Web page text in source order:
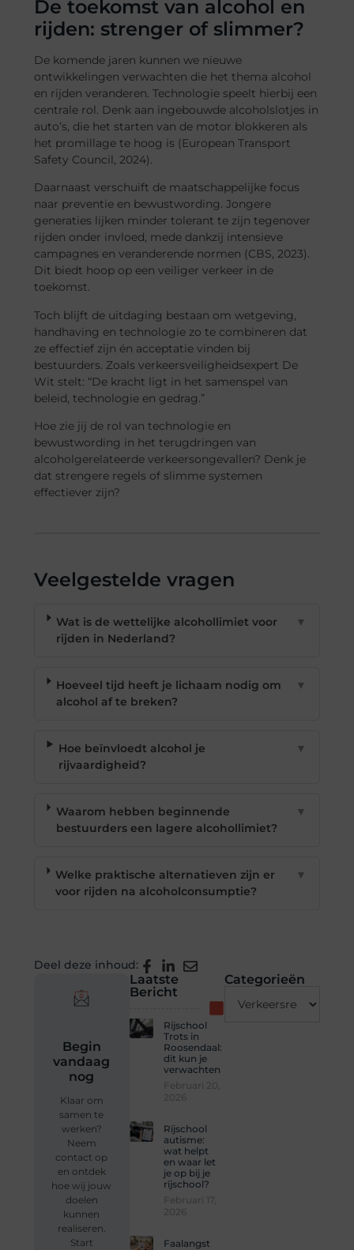
De toekomst van alcohol en
rijden: strenger of slimmer?
De komende jaren kunnen we nieuwe
ontwikkelingen verwachten die het thema alcohol
en rijden veranderen. Technologie speelt hierbij een
centrale rol. Denk aan ingebouwde alcoholslotjes in
auto’s, die het starten van de motor blokkeren als
het promillage te hoog is (European Transport
Safety Council, 2024).
Daarnaast verschuift de maatschappelijke focus
naar preventie en bewustwording. Jongere
generaties lijken minder tolerant te zijn tegenover
rijden onder invloed, mede dankzij intensieve
campagnes en veranderende normen (CBS, 2023).
Dit biedt hoop op een veiliger verkeer in de
toekomst.
Toch blijft de uitdaging bestaan om wetgeving,
handhaving en technologie zo te combineren dat
ze effectief zijn én acceptatie vinden bij
bestuurders. Zoals verkeersveiligheidsexpert De
Wit stelt: “De kracht ligt in het samenspel van
beleid, technologie en gedrag.”
Hoe zie jij de rol van technologie en
bewustwording in het terugdringen van
alcoholgerelateerde verkeersongevallen? Denk je
dat strengere regels of slimme systemen
effectiever zijn?
Veelgestelde vragen
Wat is de wettelijke alcohollimiet voor
rijden in Nederland?
▼
Hoeveel tijd heeft je lichaam nodig om
alcohol af te breken?
▼
Hoe beïnvloedt alcohol je
rijvaardigheid?
▼
Waarom hebben beginnende
bestuurders een lagere alcohollimiet?
▼
Welke praktische alternatieven zijn er
voor rijden na alcoholconsumptie?
▼
Deel deze inhoud:
Laatste
Bericht
Rijschool
Trots in
Roosendaal:
dit kun je
verwachten
Rijschool
autisme:
wat helpt
en waar let
je op bij je
rijschool?
Faalangst
Categorieën
Begin
vandaag
nog
Klaar om
samen te
werken?
Neem
contact op
en ontdek
hoe wij jouw
doelen
kunnen
realiseren.
Start